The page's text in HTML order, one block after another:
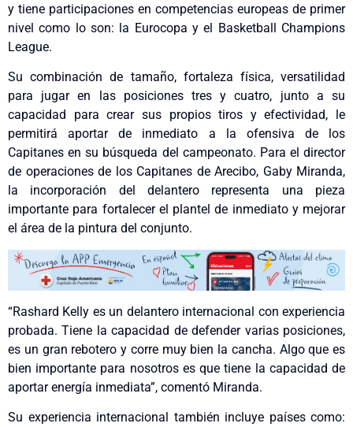
y tiene participaciones en competencias europeas de primer
nivel como lo son: la Eurocopa y el Basketball Champions
League.
Su combinación de tamaño, fortaleza física, versatilidad
para jugar en las posiciones tres y cuatro, junto a su
capacidad para crear sus propios tiros y efectividad, le
permitirá aportar de inmediato a la ofensiva de los
Capitanes en su búsqueda del campeonato. Para el director
de operaciones de los Capitanes de Arecibo, Gaby Miranda,
la incorporación del delantero representa una pieza
importante para fortalecer el plantel de inmediato y mejorar
el área de la pintura del conjunto.
“Rashard Kelly es un delantero internacional con experiencia
probada. Tiene la capacidad de defender varias posiciones,
es un gran rebotero y corre muy bien la cancha. Algo que es
bien importante para nosotros es que tiene la capacidad de
aportar energía inmediata”, comentó Miranda.
Su experiencia internacional también incluye países como: